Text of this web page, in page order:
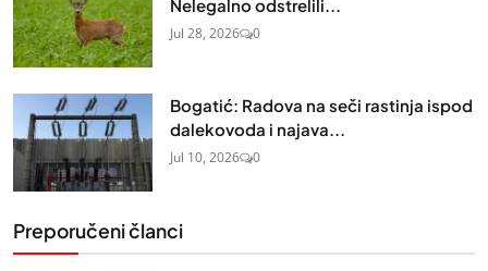
Nelegalno odstrelili...
Jul 28, 2026 0
Bogatić: Radova na seči rastinja ispod
dalekovoda i najava...
Jul 10, 2026 0
Preporučeni članci